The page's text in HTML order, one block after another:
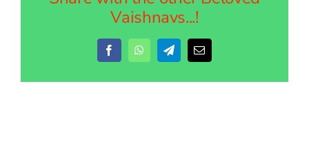
Vaishnavs...!
FacebookWhatsAppTelegramEmail